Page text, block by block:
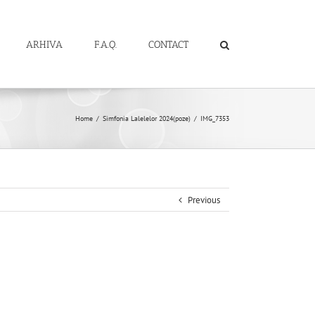
ARHIVA F.A.Q. CONTACT
Home / Simfonia Lalelelor 2024(poze) / IMG_7353
Previous